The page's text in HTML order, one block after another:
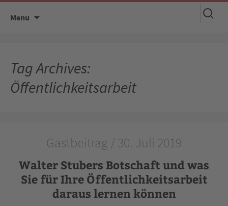
Menu
Suchen
nach:
Tag Archives:
Öffentlichkeitsarbeit
Gastbeitrag / 30. Juli 2019
Walter Stubers Botschaft und was
Sie für Ihre Öffentlichkeitsarbeit
daraus lernen können